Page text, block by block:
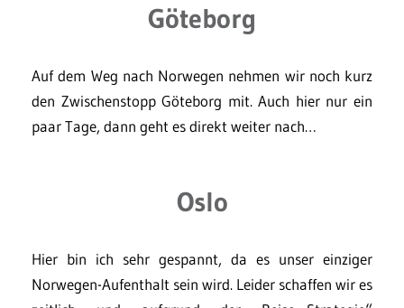
Göteborg
Auf dem Weg nach Norwegen nehmen wir noch kurz
den Zwischenstopp Göteborg mit. Auch hier nur ein
paar Tage, dann geht es direkt weiter nach…
Oslo
Hier bin ich sehr gespannt, da es unser einziger
Norwegen-Aufenthalt sein wird. Leider schaffen wir es